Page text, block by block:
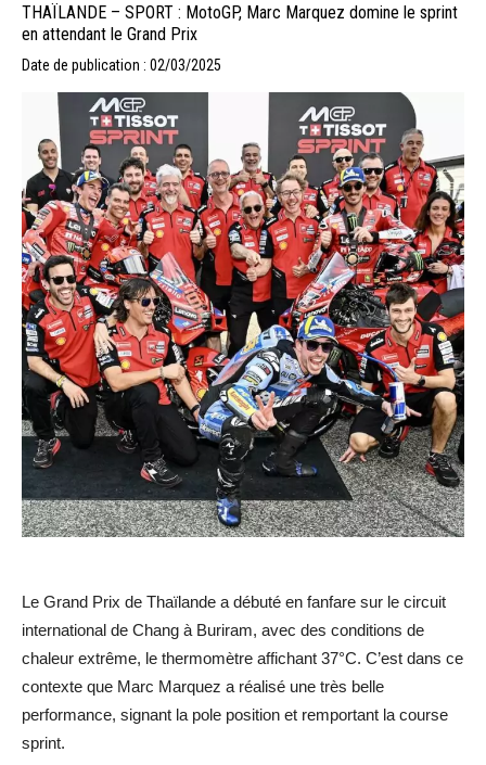
THAÏLANDE – SPORT : MotoGP, Marc Marquez domine le sprint
en attendant le Grand Prix
Date de publication : 02/03/2025
Le Grand Prix de Thaïlande a débuté en fanfare sur le circuit
international de Chang à Buriram, avec des conditions de
chaleur extrême, le thermomètre affichant 37°C. C’est dans ce
contexte que Marc Marquez a réalisé une très belle
performance, signant la pole position et remportant la course
sprint.